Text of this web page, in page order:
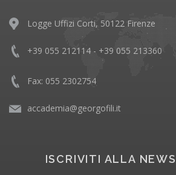
Logge Uffizi Corti, 50122 Firenze
+39 055 212114 - +39 055 213360
Fax: 055 2302754
accademia@georgofili.it
ISCRIVITI ALLA